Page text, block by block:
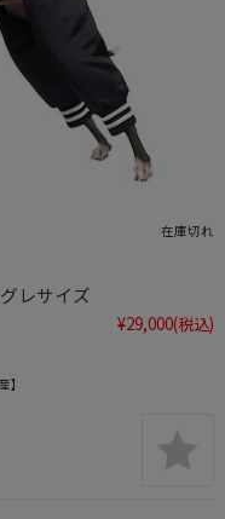
在庫切れ
レサイズ
¥29,000(税込)